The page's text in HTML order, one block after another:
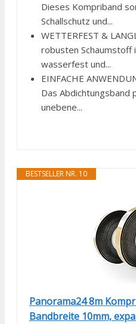
Dieses Kompriband
Schallschutz und...
WETTERFEST &
robusten Schaumstoff
wasserfest und...
EINFACHE
Das Abdichtungsband
unebene...
BESTSELLER NR. 10
Panorama24 8m
Bandbreite 10mm,